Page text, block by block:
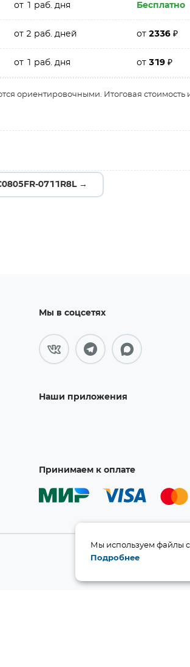
от 1 раб. дня Бесплатно
от 2 раб. дней от2336₽
от 1 раб. дня от319₽
ориентировочными. Итоговая
0711R8L →
Мы в соцсетях
Наши приложения
Принимаем к оплате
Мы используем файлы
Подробнее